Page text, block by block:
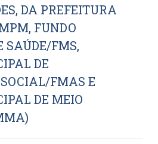
DA PREFEITURA
FUNDO
SAÚDE/FMS,
DE
FMAS E
DE MEIO